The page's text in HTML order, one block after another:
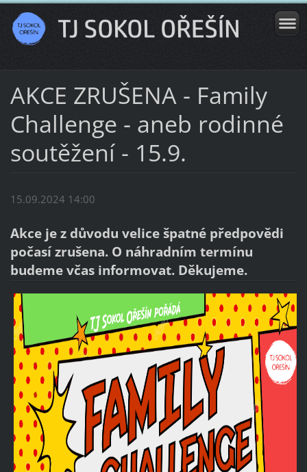
AKCE ZRUŠENA - Family
Challenge - aneb rodinné
soutěžení - 15.9.
15.09.2024 14:00
Akce je z důvodu velice špatné předpovědi
počasí zrušena. O náhradním termínu
budeme včas informovat. Děkujeme.